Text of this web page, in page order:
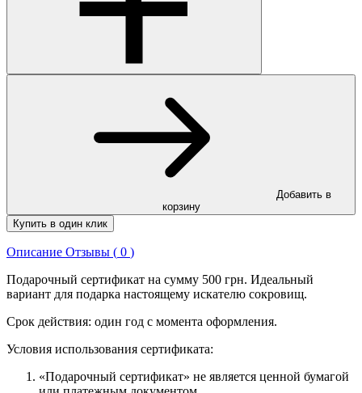
Добавить в
корзину
Купить в один клик
Описание Отзывы ( 0 )
Подарочный сертификат на сумму 500 грн. Идеальный
вариант для подарка настоящему искателю сокровищ.
Срок действия: один год с момента оформления.
Условия использования сертификата:
«Подарочный сертификат» не является ценной бумагой